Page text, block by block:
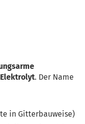
. Der Name
in Gitterbauweise)